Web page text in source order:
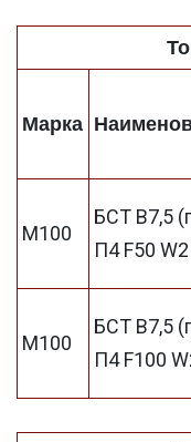
Марка
М100
БСТ В7,5
П4 F50 W2
М100
БСТ В7,5
П4 F100